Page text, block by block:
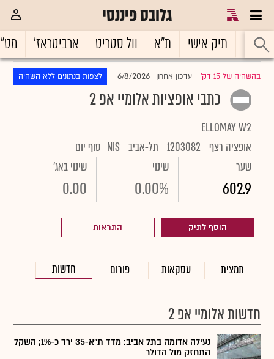
גלובס פיננסי
ראשי תיק אישי ת"א וול סטריט ארביטראז'
בהשהיה של 15 דק' |עדכון אחרון 6/8/2026 לצפות בנתונים ללא השהיה
כתבי אופציות אלומיי אפ 2
ELLOMAY W2
אופציה רצף 1203082 תל-אביב NIS סוף יום
שער
602.9
שינוי
0.00%
שינוי באג'
0.00
הוסף לתיק התראות
תמצית עסקאות פורום חדשות
חדשות אלומיי אפ 2
נעילה אדומה בתל אביב: מדד ת"א-35 ירד כ-1%; השקל
התחזק מול הדולר